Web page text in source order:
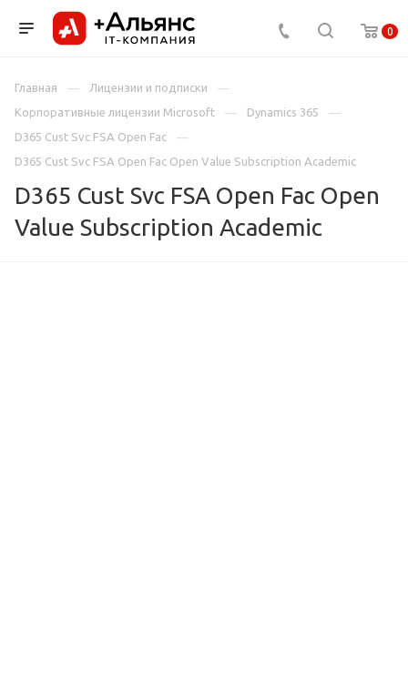
0
Главная
Лицензии и подписки
Корпоративные лицензии Microsoft
Dynamics 365
D365 Cust Svc FSA Open Fac
D365 Cust Svc FSA Open Fac Open Value Subscription Academic
D365 Cust Svc FSA Open Fac Open
Value Subscription Academic